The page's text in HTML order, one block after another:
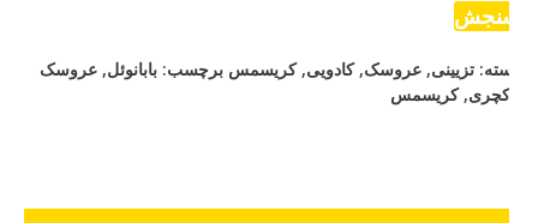
تزیینی ,عروسک,کادویی,کریسمس برچسب:بابانوئل,عروسک
,کریسمس